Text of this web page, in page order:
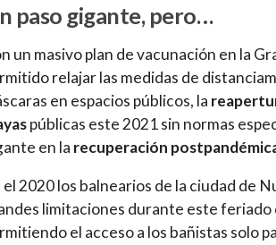
paso gigante, pero…
un masivo plan de vacunación en la
relajar las medidas de
en espacios públicos, la
públicas este 2021 sin normas
en la recuperación
el 2020 los balnearios de la ciudad de
limitaciones durante este feriado
el acceso a los bañistas solo